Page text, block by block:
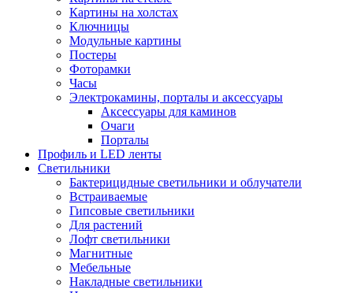
Картины на холстах
Ключницы
Модульные картины
Постеры
Фоторамки
Часы
Электрокамины, порталы и аксессуары
Аксессуары для каминов
Очаги
Порталы
Профиль и LED ленты
Светильники
Бактерицидные светильники и облучатели
Встраиваемые
Гипсовые светильники
Для растений
Лофт светильники
Магнитные
Мебельные
Накладные светильники